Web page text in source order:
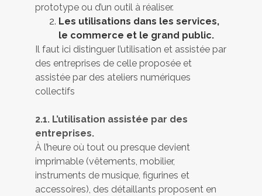
prototype ou d’un outil à réaliser.
Les utilisations dans les services,
le commerce et le grand public.
Il faut ici distinguer l’utilisation et assistée par
des entreprises de celle proposée et
assistée par des ateliers numériques
collectifs
2.1. L’utilisation assistée par des
entreprises.
À l’heure où tout ou presque devient
imprimable (vêtements, mobilier,
instruments de musique, figurines et
accessoires), des détaillants proposent en